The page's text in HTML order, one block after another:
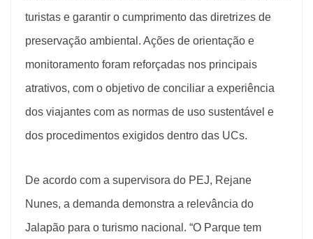
turistas e garantir o cumprimento das diretrizes de
preservação ambiental. Ações de orientação e
monitoramento foram reforçadas nos principais
atrativos, com o objetivo de conciliar a experiência
dos viajantes com as normas de uso sustentável e
dos procedimentos exigidos dentro das UCs.
De acordo com a supervisora do PEJ, Rejane
Nunes, a demanda demonstra a relevância do
Jalapão para o turismo nacional. “O Parque tem